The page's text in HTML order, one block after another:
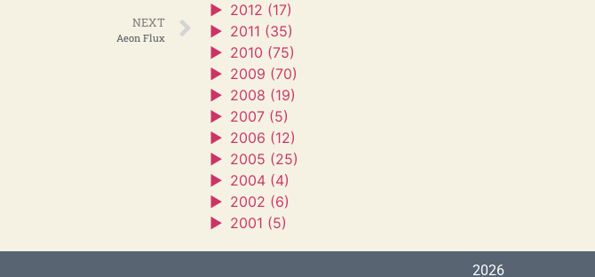
NEXT
Aeon Flux
► 2012 (17)
► 2011 (35)
► 2010 (75)
► 2009 (70)
► 2008 (19)
► 2007 (5)
► 2006 (12)
► 2005 (25)
► 2004 (4)
► 2002 (6)
► 2001 (5)
2026